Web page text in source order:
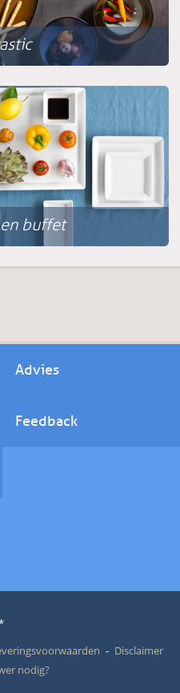
buffet
Advies
Feedback
Disclaimer
nodig?